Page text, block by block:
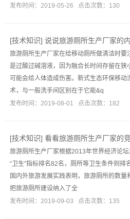
发布时间：2019-05-26 点击次数：130
[技术知识] 说说旅游厕所生产厂家的
旅游厕所生产厂家在给移动厕所做清洁时
是过酸过碱溶液，因为融合长时间存留在狭
可能会给人体造成伤害。新式生态环保移
术，与一般洗手间区别在于它能&q
发布时间：2019-08-01 点击次数：182
[技术知识] 看看旅游厕所生产厂家的
旅游厕所生产厂家根据2013年世界经济论
“卫生”指标排名82名，厕所等卫生条件则排
国内外旅游发展实践表明，旅游厕所的数量
把旅游厕所建设纳入了全
发布时间：2019-09-03 点击次数：135